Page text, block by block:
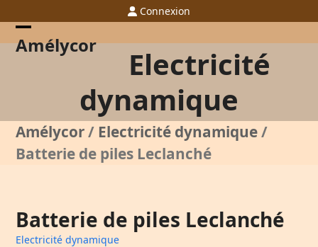
to
content
Connexion
Amélycor
Open
Close
Electricité
dynamique
Amélycor/ Electricité dynamique/
Batterie de piles Leclanché
Batterie de piles Leclanché
Electricité dynamique